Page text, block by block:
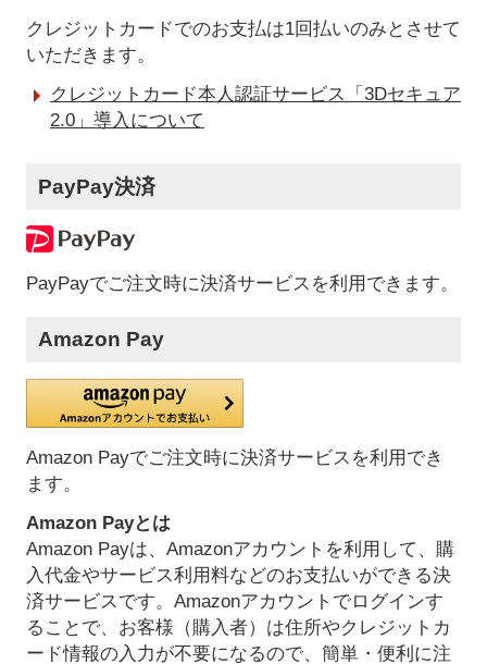
クレジットカードでのお支払は1回払いのみとさせて
いただきます。
クレジットカード本人認証サービス「3Dセキュア
2.0」導入について
PayPay決済
PayPayでご注文時に決済サービスを利用できます。
Amazon Pay
Amazon Payでご注文時に決済サービスを利用でき
ます。
Amazon Payとは
Amazon Payは、Amazonアカウントを利用して、購
入代金やサービス利用料などのお支払いができる決
済サービスです。Amazonアカウントでログインす
ることで、お客様（購入者）は住所やクレジットカ
ード情報の入力が不要になるので、簡単・便利に注